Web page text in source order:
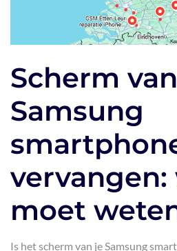
Scherm
Samsung
vervangen:
moet
Is het scherm van je Samsung